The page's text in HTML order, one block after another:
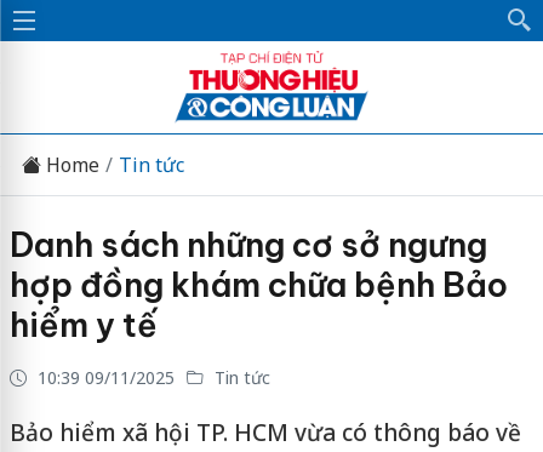
Home Tin tức
Danh sách những cơ sở ngưng
hợp đồng khám chữa bệnh Bảo
hiểm y tế
10:39 09/11/2025 Tin tức
Bảo hiểm xã hội TP. HCM vừa có thông báo về